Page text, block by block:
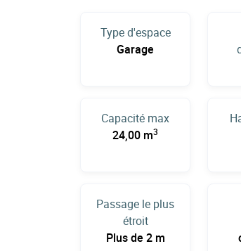
Type d'espace
Garage
Capacité max
24,00 m3
Passage le plus
étroit
Plus de 2 m